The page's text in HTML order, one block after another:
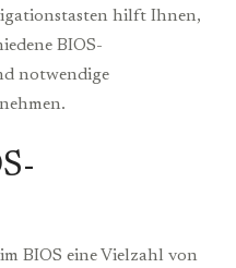
hilft Ihnen,
BIOS-
notwendige
BIOS eine Vielzahl von